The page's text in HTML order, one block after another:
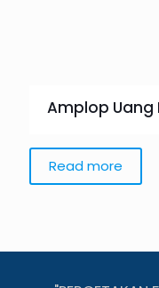
Amplop Uang
Read more